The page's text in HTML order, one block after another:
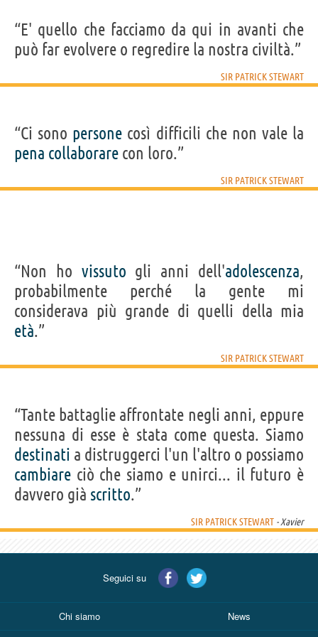
“E' quello che facciamo da qui in avanti che
può far evolvere o regredire la nostra civiltà.”
SIR PATRICK STEWART
“Ci sono persone così difficili che non vale la
pena collaborare con loro.”
SIR PATRICK STEWART
“Non ho vissuto gli anni dell'adolescenza,
probabilmente perché la gente mi
considerava più grande di quelli della mia
età.”
SIR PATRICK STEWART
“Tante battaglie affrontate negli anni, eppure
nessuna di esse è stata come questa. Siamo
destinati a distruggerci l'un l'altro o possiamo
cambiare ciò che siamo e unirci... il futuro è
davvero già scritto.”
SIR PATRICK STEWART - Xavier
Seguici su
Chi siamo News